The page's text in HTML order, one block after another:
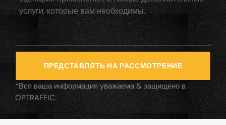
ПРЕДСТАВЛЯТЬ НА РАССМОТРЕНИЕ
*Вся ваша информация уважаема & защищено в
OPTRAFFIC.